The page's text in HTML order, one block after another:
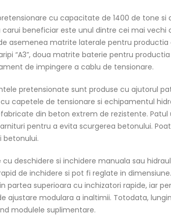
cu capacitate de 1400 de tone si
beneficiar este unul dintre cei mai vechi
asemenea matrite laterale pentru productia
“A3”, doua matrite baterie pentru
de impingere a cablu de tensionare.
pretensionate sunt produse cu ajutorul
capetele de tensionare si echipamentul
din beton extrem de rezistente. Patul
pentru a evita scurgerea betonului.
betonului.
deschidere si inchidere manuala sau
de inchidere si pot fi reglate in
superioara cu inchizatori rapide, iar
modulara a inaltimii. Totodata,
modulele suplimentare.